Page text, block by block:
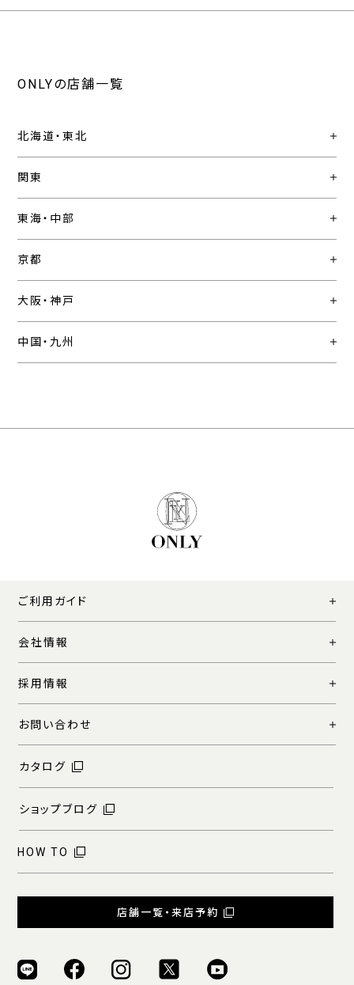
ONLYの店舗一覧
北海道・東北
関東
東海・中部
京都
大阪・神戸
中国・九州
ご利用ガイド
会社情報
採用情報
お問い合わせ
カタログ
ショップブログ
HOW TO
店舗一覧・来店予約